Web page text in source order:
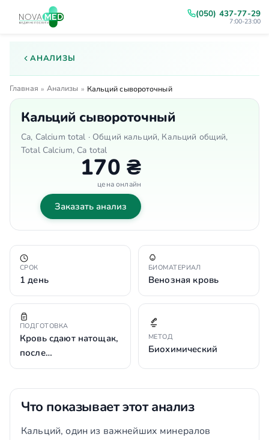
(050) 437-77-29
7:00-23:00
АНАЛИЗЫ
Главная » Анализы » Кальций сывороточный
Кальций сывороточный
Ca, Calcium total · Общий кальций, Кальций общий,
Total Calcium, Ca total
170 ₴
цена онлайн
Заказать анализ
СРОК
1 день
БИОМАТЕРИАЛ
Венозная кровь
ПОДГОТОВКА
Кровь сдают натощак,
после…
МЕТОД
Биохимический
Что показывает этот анализ
Кальций, один из важнейших минералов